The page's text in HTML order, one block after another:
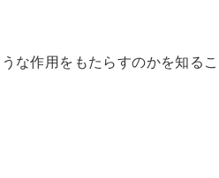
な作用をもたらすのかを知るこ